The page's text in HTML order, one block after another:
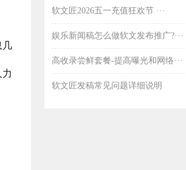
几
软文匠2026五一充值狂欢节 ···
娱乐新闻稿怎么做软文发布推广?···
高收录尝鲜套餐-提高曝光和网络···
软文匠发稿常见问题详细说明